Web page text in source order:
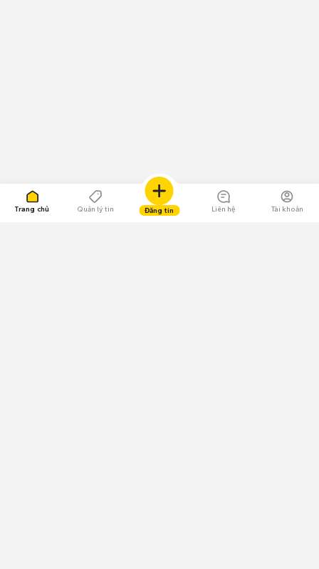
Trang chủ Quản lý tin Đăng tin Liên hệ Tài khoản